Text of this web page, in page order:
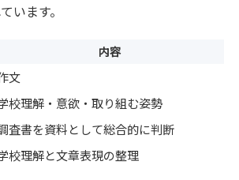
います。
内容
文
校理解・意欲・取り組む姿勢
査書を資料として総合的に判断
校理解と文章表現の整理